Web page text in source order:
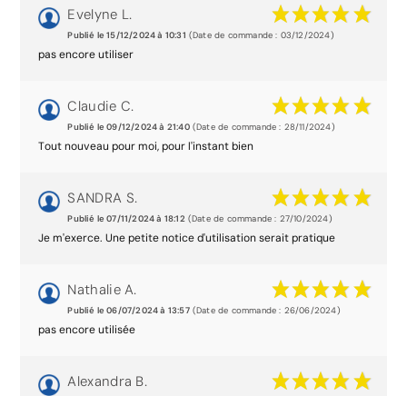
Evelyne L.
Publié le 15/12/2024 à 10:31 (Date de commande : 03/12/2024)
pas encore utiliser
Claudie C.
Publié le 09/12/2024 à 21:40(Date de commande : 28/11/2024)
Tout nouveau pour moi, pour l'instant bien
SANDRA S.
Publié le 07/11/2024 à 18:12(Date de commande : 27/10/2024)
Je m'exerce. Une petite notice d'utilisation serait pratique
Nathalie A.
Publié le 06/07/2024 à 13:57(Date de commande : 26/06/2024)
pas encore utilisée
Alexandra B.